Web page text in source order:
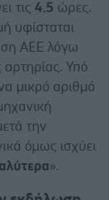
τις 4.5 ώρες.
υφίσταται
ΑΕΕ λόγω
Υπό
μικρό αριθμό
την
όμως ισχύει
».